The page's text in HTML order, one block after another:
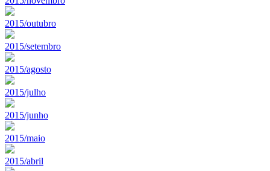
2015/outubro
2015/setembro
2015/agosto
2015/julho
2015/junho
2015/maio
2015/abril